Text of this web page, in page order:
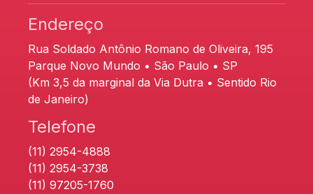
Endereço
Rua Soldado Antônio Romano de Oliveira, 195
Parque Novo Mundo • São Paulo • SP
(Km 3,5 da marginal da Via Dutra • Sentido Rio
de Janeiro)
Telefone
(11) 2954-4888
(11) 2954-3738
(11) 97205-1760